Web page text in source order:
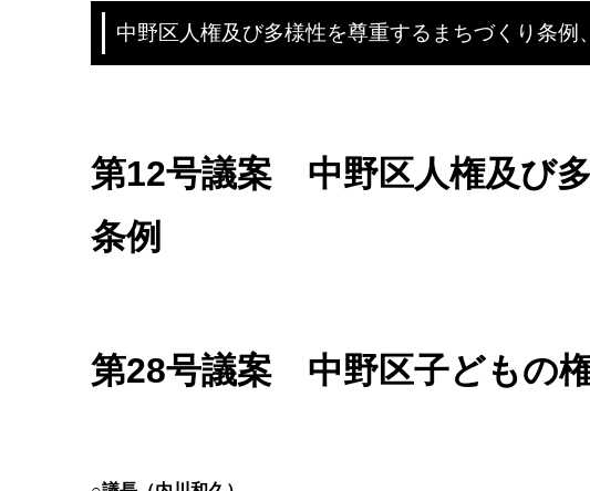
中野区人権及び多様性を尊重するまちづくり条例
第12号議案 中野区人権及び
条例
第28号議案 中野区子どもの